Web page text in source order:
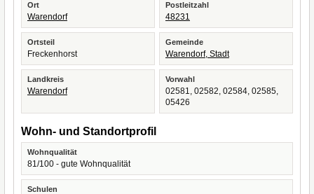
Ort
Warendorf
Postleitzahl
48231
Ortsteil
Freckenhorst
Gemeinde
Warendorf, Stadt
Landkreis
Warendorf
Vorwahl
02581, 02582, 02584, 02585,
05426
Wohn- und Standortprofil
Wohnqualität
81/100 - gute Wohnqualität
Schulen